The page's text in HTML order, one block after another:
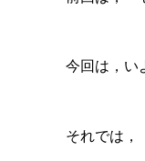
今回は，い
それでは，